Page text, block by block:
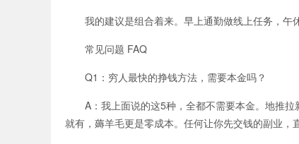
我的建议是组合着来。早上通勤做线上任务，午
常见问题 FAQ
Q1：穷人最快的挣钱方法，需要本金吗？
A：我上面说的这5种，全都不需要本金。地推拉
就有，薅羊毛更是零成本。任何让你先交钱的副业，